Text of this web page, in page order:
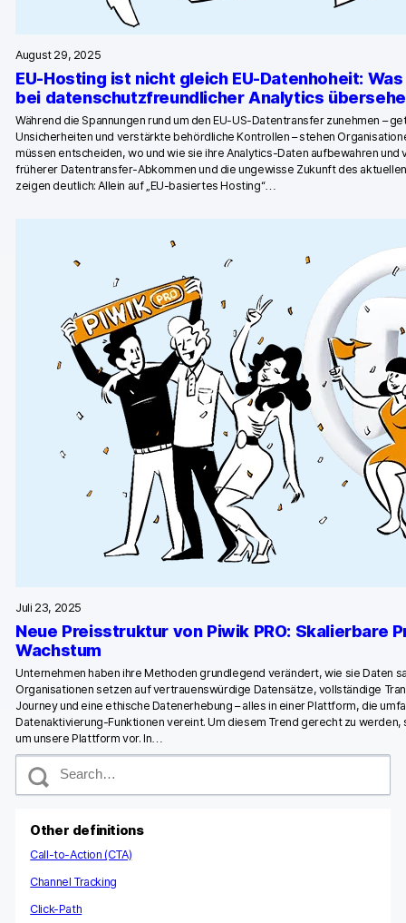
Playbook zur Datenaktivierung
Help Center
Piwik PRO Academy
Community Forum
Kontakt
Medien
EN NL FR SV
August 29, 2025
EU-Hosting ist nicht gleich EU-Datenhoheit:
bei datenschutzfreundlicher Analytics
Während die Spannungen rund um den EU-US-Datentransfer zunehmen –
Unsicherheiten und verstärkte behördliche Kontrollen – stehen
müssen entscheiden, wo und wie sie ihre Analytics-Daten aufbewahren und
früherer Datentransfer-Abkommen und die ungewisse Zukunft des
zeigen deutlich: Allein auf „EU-basiertes Hosting“…
Juli 23, 2025
Neue Preisstruktur von Piwik PRO: Skalierbare
Wachstum
Unternehmen haben ihre Methoden grundlegend verändert, wie sie Daten
Organisationen setzen auf vertrauenswürdige Datensätze, vollständige
Journey und eine ethische Datenerhebung – alles in einer Plattform, die
Datenaktivierung-Funktionen vereint. Um diesem Trend gerecht zu
um unsere Plattform vor. In…
S
Other definitions
Call-to-Action (CTA)
Channel Tracking
Click-Path